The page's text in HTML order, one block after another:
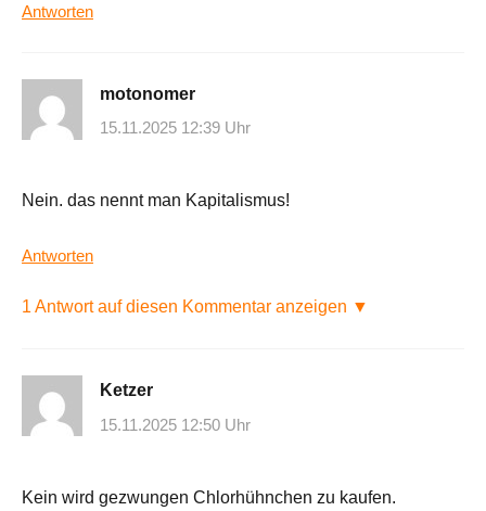
Antworten
motonomer
15.11.2025 12:39 Uhr
Nein. das nennt man Kapitalismus!
Antworten
1 Antwort auf diesen Kommentar anzeigen ▼
Ketzer
15.11.2025 12:50 Uhr
Kein wird gezwungen Chlorhühnchen zu kaufen.